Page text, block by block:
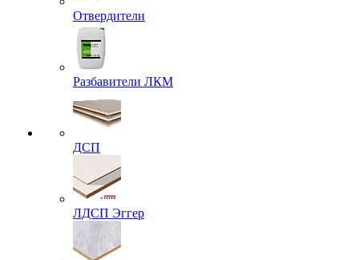
Отвердители
Разбавители ЛКМ
ДСП
ЛДСП Эггер